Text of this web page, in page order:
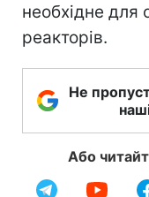
необхідне
реакторів.
Не
Або